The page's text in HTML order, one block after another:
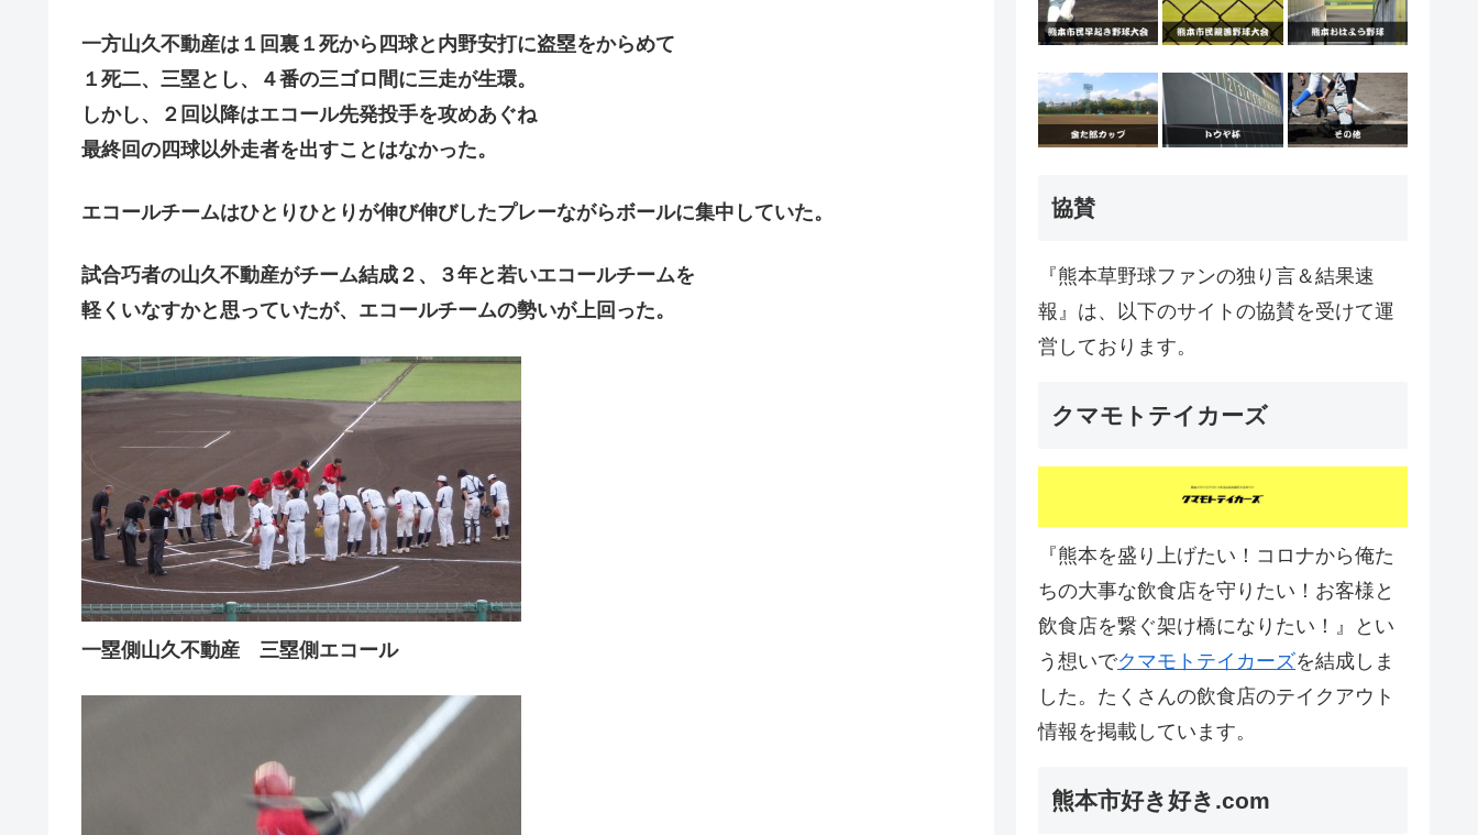
一方山久不動産は１回裏１死から四球と内野安打に盗塁をからめて
１死二、三塁とし、４番の三ゴロ間に三走が生環。
しかし、２回以降はエコール先発投手を攻めあぐね
最終回の四球以外走者を出すことはなかった。
エコールチームはひとりひとりが伸び伸びしたプレーながらボールに集中していた。
試合巧者の山久不動産がチーム結成２、３年と若いエコールチームを
軽くいなすかと思っていたが、エコールチームの勢いが上回った。
一塁側山久不動産 三塁側エコール
協賛
『熊本草野球ファンの独り言＆結果速
報』は、以下のサイトの協賛を受けて運
営しております。
クマモトテイカーズ
『熊本を盛り上げたい！コロナから俺た
ちの大事な飲食店を守りたい！お客様と
飲食店を繋ぐ架け橋になりたい！』とい
う想いでクマモトテイカーズを結成しま
した。たくさんの飲食店のテイクアウト
情報を掲載しています。
熊本市好き好き.com